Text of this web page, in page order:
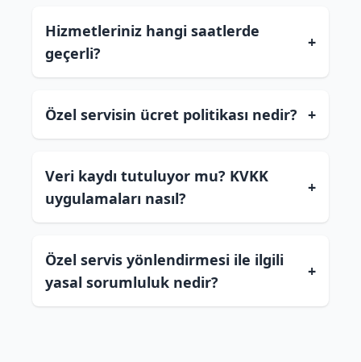
Hizmetleriniz hangi saatlerde
geçerli?
+
Özel servisin ücret politikası nedir? +
Veri kaydı tutuluyor mu? KVKK
uygulamaları nasıl?
+
Özel servis yönlendirmesi ile ilgili
yasal sorumluluk nedir?
+